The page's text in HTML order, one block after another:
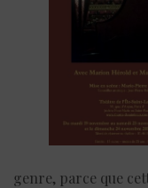
genre, parce que